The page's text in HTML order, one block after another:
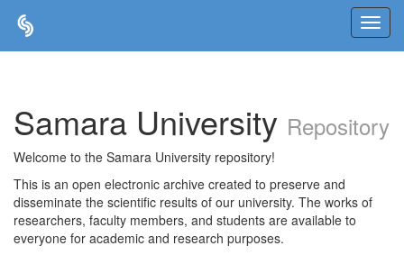
Samara University Repository
Welcome to the Samara University repository!
This is an open electronic archive created to preserve and
disseminate the scientific results of our university. The works of
researchers, faculty members, and students are available to
everyone for academic and research purposes.